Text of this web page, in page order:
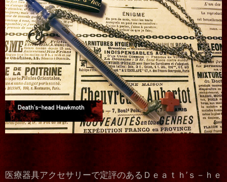
医療器具アクセサリーで定評のあるＤｅａｔｈ’ｓ－ｈｅ